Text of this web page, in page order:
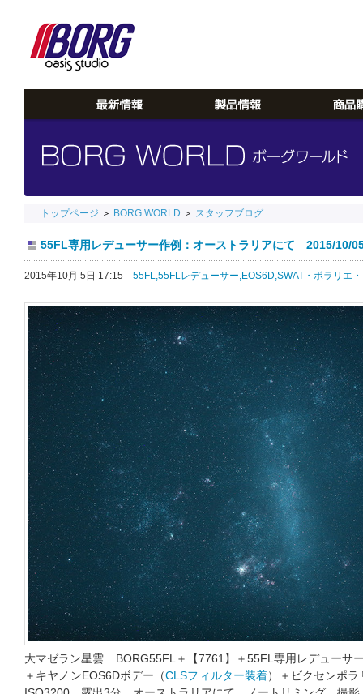
トップページ ＞ BORG WORLD ＞ スタッフブログ
55FL専用レデューサー作例：オーストラリアにて 2015/10/
2015年10月 5日 17:15 55FL,55FLレデューサー,EOS6D,SWAT・ポラリエ
大マゼラン星雲 BORG55FL＋【7761】＋55FL専用レデューサ
＋キヤノンEOS6Dボデー（CLSフィルター装着）＋ビクセンポ